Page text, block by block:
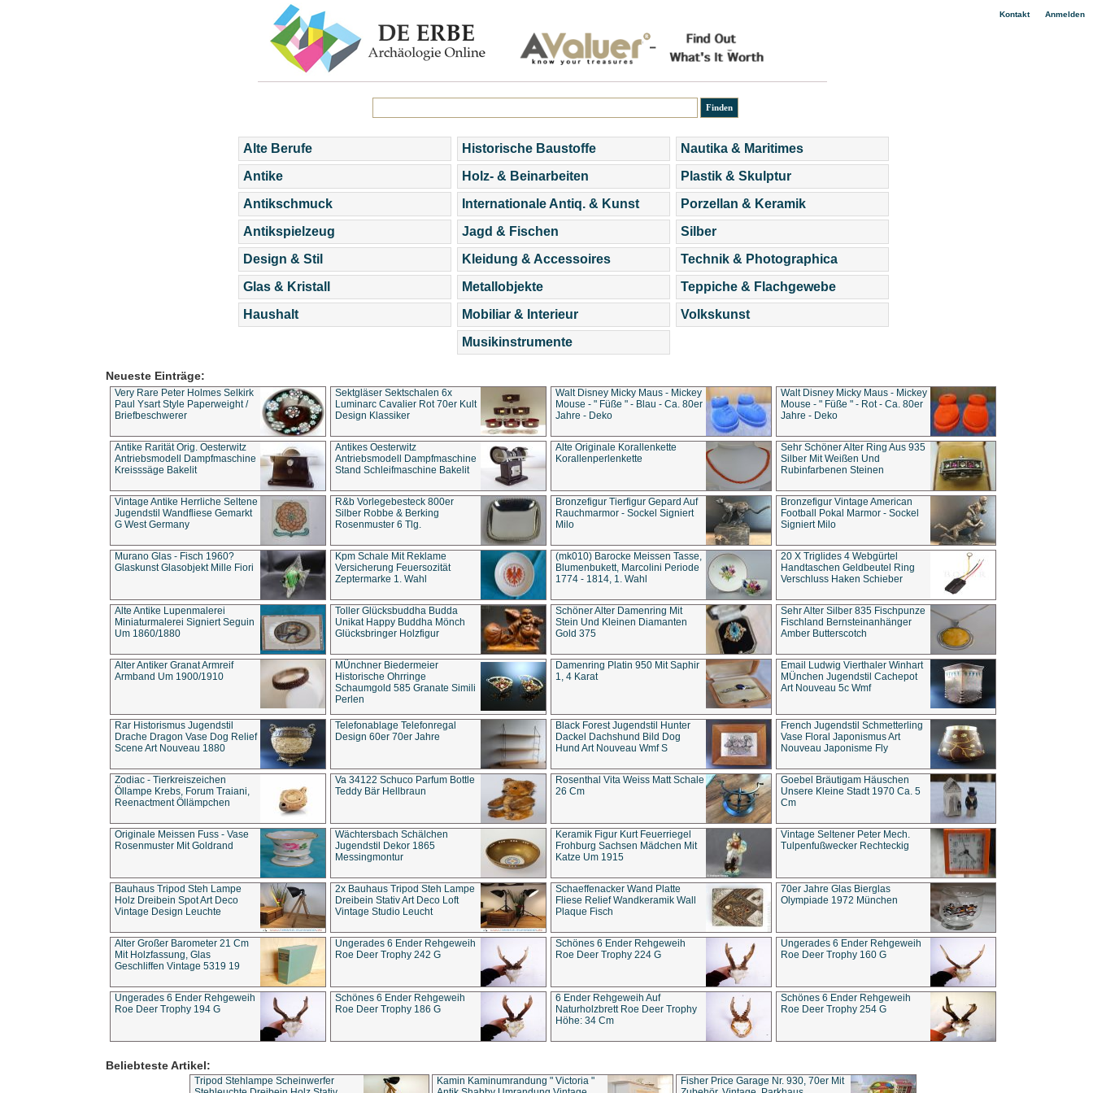
Kontakt| Anmelden
Alte Berufe
Antike
Antikschmuck
Antikspielzeug
Design & Stil
Glas & Kristall
Haushalt
Historische Baustoffe
Holz- & Beinarbeiten
Internationale Antiq. & Kunst
Jagd & Fischen
Kleidung & Accessoires
Metallobjekte
Mobiliar & Interieur
Musikinstrumente
Nautika & Maritimes
Plastik & Skulptur
Porzellan & Keramik
Silber
Technik & Photographica
Teppiche & Flachgewebe
Volkskunst
Neueste Einträge:
Very Rare Peter Holmes Selkirk
Paul Ysart Style Paperweight /
Briefbeschwerer
Sektgläser Sektschalen 6x
Luminarc Cavalier Rot 70er Kult
Design Klassiker
Walt Disney Micky Maus - Mickey
Mouse - " Füße " - Blau - Ca. 80er
Jahre - Deko
Walt Disney Micky Maus - Mickey
Mouse - " Füße " - Rot - Ca. 80er
Jahre - Deko
Antike Rarität Orig. Oesterwitz
Antriebsmodell Dampfmaschine
Kreisssäge Bakelit
Antikes Oesterwitz
Antriebsmodell Dampfmaschine
Stand Schleifmaschine Bakelit
Alte Originale Korallenkette
Korallenperlenkette
Sehr Schöner Alter Ring Aus 935
Silber Mit Weißen Und
Rubinfarbenen Steinen
Vintage Antike Herrliche Seltene
Jugendstil Wandfliese Gemarkt
G West Germany
R&b Vorlegebesteck 800er
Silber Robbe & Berking
Rosenmuster 6 Tlg.
Bronzefigur Tierfigur Gepard Auf
Rauchmarmor - Sockel Signiert
Milo
Bronzefigur Vintage American
Football Pokal Marmor - Sockel
Signiert Milo
Murano Glas - Fisch 1960?
Glaskunst Glasobjekt Mille Fiori
Kpm Schale Mit Reklame
Versicherung Feuersozität
Zeptermarke 1. Wahl
(mk010) Barocke Meissen Tasse,
Blumenbukett, Marcolini Periode
1774 - 1814, 1. Wahl
20 X Triglides 4 Webgürtel
Handtaschen Geldbeutel Ring
Verschluss Haken Schieber
Alte Antike Lupenmalerei
Miniaturmalerei Signiert Seguin
Um 1860/1880
Toller Glücksbuddha Budda
Unikat Happy Buddha Mönch
Glücksbringer Holzfigur
Schöner Alter Damenring Mit
Stein Und Kleinen Diamanten
Gold 375
Sehr Alter Silber 835 Fischpunze
Fischland Bernsteinanhänger
Amber Butterscotch
Alter Antiker Granat Armreif
Armband Um 1900/1910
MÜnchner Biedermeier
Historische Ohrringe
Schaumgold 585 Granate Simili
Perlen
Damenring Platin 950 Mit Saphir
1, 4 Karat
Email Ludwig Vierthaler Winhart
MÜnchen Jugendstil Cachepot
Art Nouveau 5c Wmf
Rar Historismus Jugendstil
Drache Dragon Vase Dog Relief
Scene Art Nouveau 1880
Telefonablage Telefonregal
Design 60er 70er Jahre
Black Forest Jugendstil Hunter
Dackel Dachshund Bild Dog
Hund Art Nouveau Wmf S
French Jugendstil Schmetterling
Vase Floral Japonismus Art
Nouveau Japonisme Fly
Zodiac - Tierkreiszeichen
Öllampe Krebs, Forum Traiani,
Reenactment Öllämpchen
Va 34122 Schuco Parfum Bottle
Teddy Bär Hellbraun
Rosenthal Vita Weiss Matt Schale
26 Cm
Goebel Bräutigam Häuschen
Unsere Kleine Stadt 1970 Ca. 5
Cm
Originale Meissen Fuss - Vase
Rosenmuster Mit Goldrand
Wächtersbach Schälchen
Jugendstil Dekor 1865
Messingmontur
Keramik Figur Kurt Feuerriegel
Frohburg Sachsen Mädchen Mit
Katze Um 1915
Vintage Seltener Peter Mech.
Tulpenfußwecker Rechteckig
Bauhaus Tripod Steh Lampe
Holz Dreibein Spot Art Deco
Vintage Design Leuchte
2x Bauhaus Tripod Steh Lampe
Dreibein Stativ Art Deco Loft
Vintage Studio Leucht
Schaeffenacker Wand Platte
Fliese Relief Wandkeramik Wall
Plaque Fisch
70er Jahre Glas Bierglas
Olympiade 1972 München
Alter Großer Barometer 21 Cm
Mit Holzfassung, Glas
Geschliffen Vintage 5319 19
Ungerades 6 Ender Rehgeweih
Roe Deer Trophy 242 G
Schönes 6 Ender Rehgeweih
Roe Deer Trophy 224 G
Ungerades 6 Ender Rehgeweih
Roe Deer Trophy 160 G
Ungerades 6 Ender Rehgeweih
Roe Deer Trophy 194 G
Schönes 6 Ender Rehgeweih
Roe Deer Trophy 186 G
6 Ender Rehgeweih Auf
Naturholzbrett Roe Deer Trophy
Höhe: 34 Cm
Schönes 6 Ender Rehgeweih
Roe Deer Trophy 254 G
Beliebteste Artikel:
Tripod Stehlampe Scheinwerfer
Kamin Kaminumrandung " Victoria "
Fisher Price Garage Nr. 930, 70er Mit